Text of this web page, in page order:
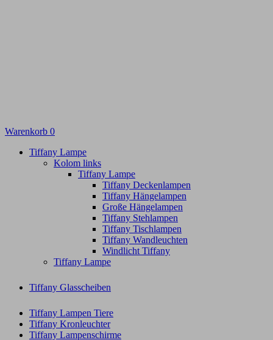
Warenkorb 0
Tiffany Lampe
Kolom links
Tiffany Lampe
Tiffany Deckenlampen
Tiffany Hängelampen
Große Hängelampen
Tiffany Stehlampen
Tiffany Tischlampen
Tiffany Wandleuchten
Windlicht Tiffany
Tiffany Lampe
Tiffany Glasscheiben
Tiffany Lampen Tiere
Tiffany Kronleuchter
Tiffany Lampenschirme